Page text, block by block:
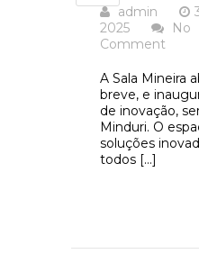
admin
2025
No
Comment
A Sala Mineira
breve, e
de inovação,
Minduri. O
soluções
todos […]